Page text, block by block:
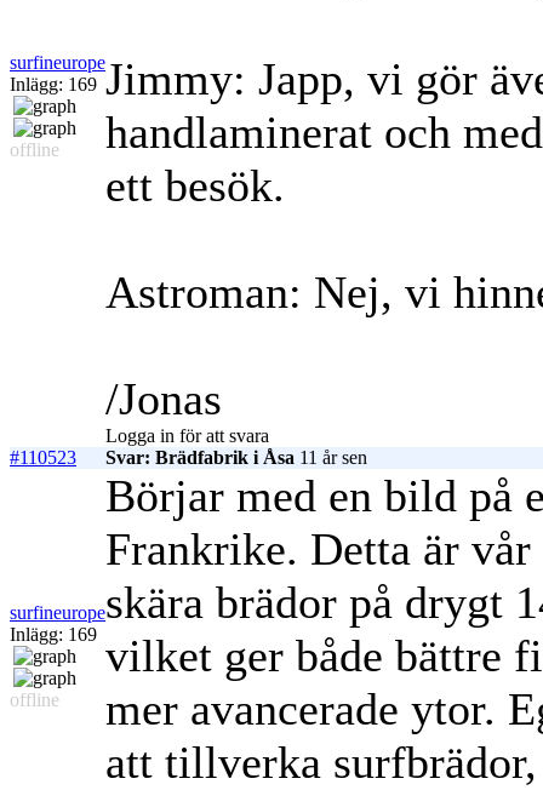
surfineurope
Inlägg: 169
offline
Jimmy: Japp, vi gör
handlaminerat och
ett besök.
Astroman: Nej, vi
/Jonas
Logga in för att svara
#110523
Svar: Brädfabrik i Åsa 11 år sen
surfineurope
Inlägg: 169
offline
Börjar med en bild på
Frankrike. Detta är
skära brädor på drygt
vilket ger både bättre
mer avancerade ytor.
att tillverka